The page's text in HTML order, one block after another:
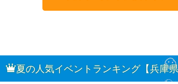
夏の人気イベントランキング【兵庫県